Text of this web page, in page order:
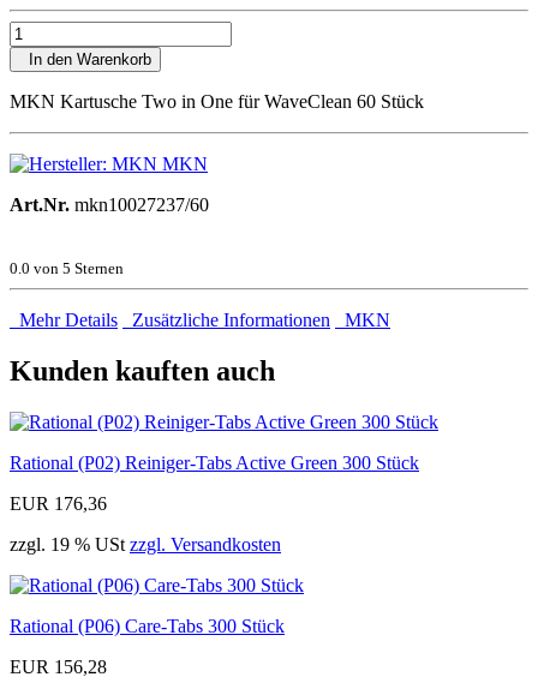
In den Warenkorb
MKN Kartusche Two in One für WaveClean 60 Stück
MKN
Art.Nr. mkn10027237/60
0.0 von 5 Sternen
Mehr Details Zusätzliche Informationen MKN
Kunden kauften auch
Rational (P02) Reiniger-Tabs Active Green 300 Stück
EUR 176,36
zzgl. 19 % USt zzgl. Versandkosten
Rational (P06) Care-Tabs 300 Stück
EUR 156,28